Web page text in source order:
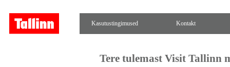
Kasutustingimused Kontakt
Tere tulemast Visit Tallinn